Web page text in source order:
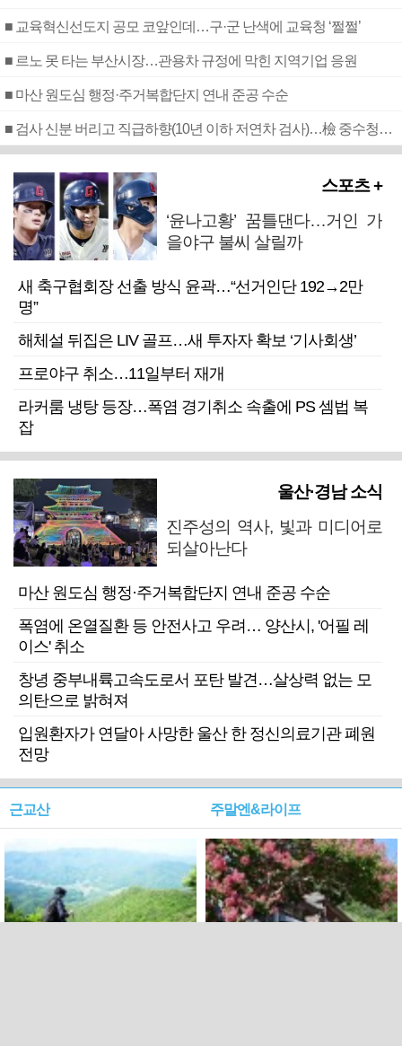
■ 교육혁신선도지 공모 코앞인데…구·군 난색에 교육청 ‘쩔쩔’
■ 르노 못 타는 부산시장…관용차 규정에 막힌 지역기업 응원
■ 마산 원도심 행정·주거복합단지 연내 준공 수순
■ 검사 신분 버리고 직급하향(10년 이하 저연차 검사)…檢 중수청행 기피
스포츠 +
‘윤나고황’ 꿈틀댄다…거인 가
을야구 불씨 살릴까
새 축구협회장 선출 방식 윤곽…“선거인단 192→2만
명”
해체설 뒤집은 LIV 골프…새 투자자 확보 ‘기사회생’
프로야구 취소…11일부터 재개
라커룸 냉탕 등장…폭염 경기취소 속출에 PS 셈법 복
잡
울산·경남 소식
진주성의 역사, 빛과 미디어로
되살아난다
마산 원도심 행정·주거복합단지 연내 준공 수순
폭염에 온열질환 등 안전사고 우려… 양산시, '어필 레
이스' 취소
창녕 중부내륙고속도로서 포탄 발견…살상력 없는 모
의탄으로 밝혀져
입원환자가 연달아 사망한 울산 한 정신의료기관 폐원
전망
근교산 주말엔&라이프